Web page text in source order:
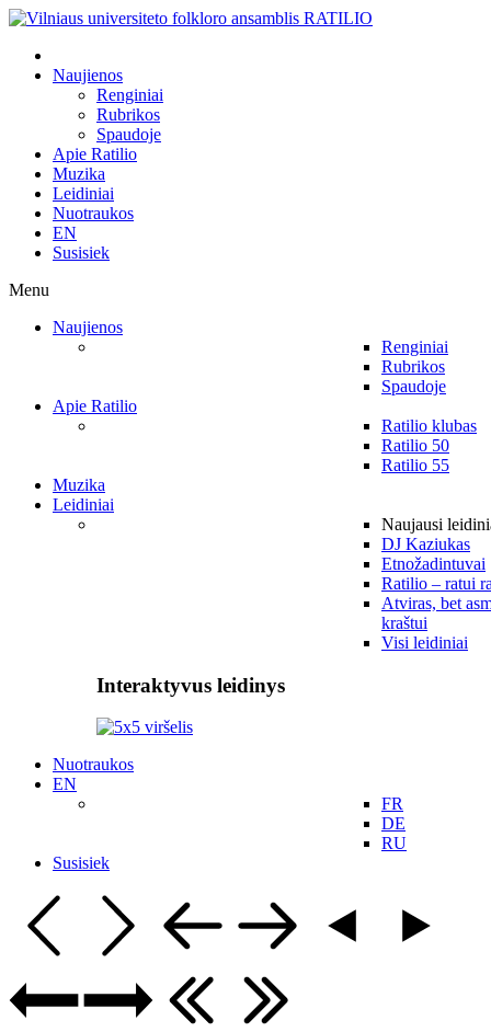
Naujienos
Renginiai
Rubrikos
Spaudoje
Apie Ratilio
Muzika
Leidiniai
Nuotraukos
EN
Susisiek
Menu
Naujienos
Renginiai
Rubrikos
Spaudoje
Apie Ratilio
Ratilio klubas
Ratilio 50
Ratilio 55
Muzika
Leidiniai
Naujausi
DJ Kaziukas
Etnožadintuvai
Ratilio – ratui
Atviras, bet
kraštui
Visi leidiniai
Interaktyvus leidinys
Nuotraukos
EN
FR
DE
RU
Susisiek